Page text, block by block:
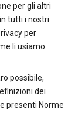
per gli altri
tutti i nostri
per
li usiamo.
possibile,
dei
presenti Norme